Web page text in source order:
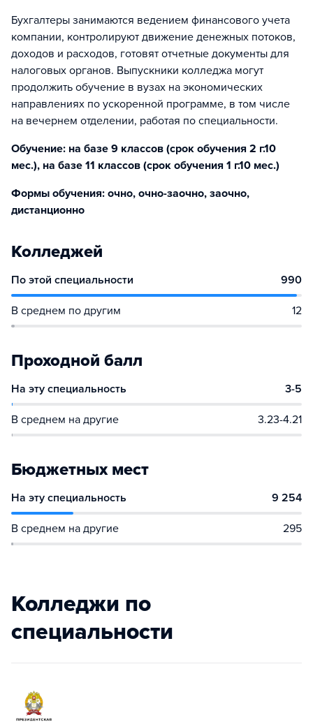
Бухгалтеры занимаются ведением финансового учета
компании, контролируют движение денежных потоков,
доходов и расходов, готовят отчетные документы для
налоговых органов. Выпускники колледжа могут
продолжить обучение в вузах на экономических
направлениях по ускоренной программе, в том числе
на вечернем отделении, работая по специальности.
Обучение: на базе 9 классов (срок обучения 2 г.10
мес.), на базе 11 классов (срок обучения 1 г.10 мес.)
Формы обучения: очно, очно-заочно, заочно,
дистанционно
Колледжей
По этой специальности 990
В среднем по другим 12
Проходной балл
На эту специальность 3-5
В среднем на другие 3.23-4.21
Бюджетных мест
На эту специальность 9 254
В среднем на другие 295
Колледжи по
специальности